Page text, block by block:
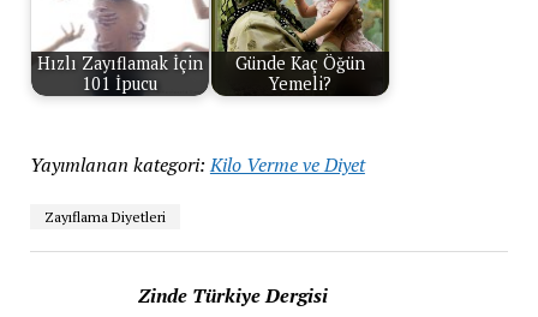
Hızlı Zayıflamak İçin
101 İpucu
Günde Kaç Öğün
Yemeli?
Yayımlanan kategori: Kilo Verme ve Diyet
Zayıflama Diyetleri
Zinde Türkiye Dergisi